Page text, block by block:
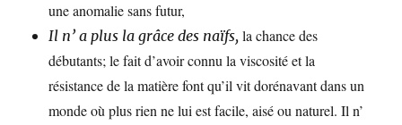
une anomalie sans futur,
Il n’ a plus la grâce des naïfs, la chance des
débutants; le fait d’avoir connu la viscosité et la
résistance de la matière font qu’il vit dorénavant dans un
monde où plus rien ne lui est facile, aisé ou naturel. Il n’